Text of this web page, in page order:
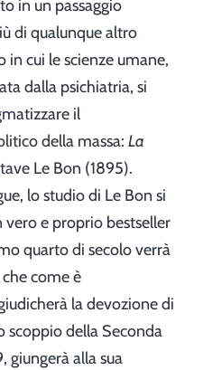
in un passaggio
di qualunque altro
cui le scienze umane,
dalla psichiatria, si
il
della massa: La
Le Bon (1895).
lo studio di Le Bon si
e proprio bestseller
quarto di secolo verrà
come è
la devozione di
scoppio della Seconda
giungerà alla sua